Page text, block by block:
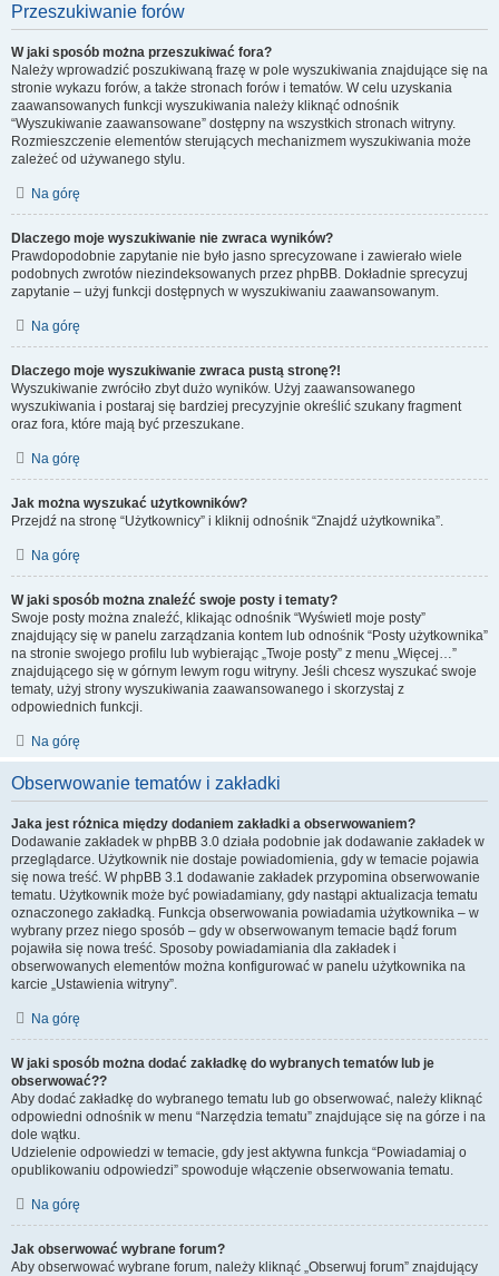
Przeszukiwanie forów
W jaki sposób można przeszukiwać fora?
Należy wprowadzić poszukiwaną frazę w pole wyszukiwania znajdujące się na
stronie wykazu forów, a także stronach forów i tematów. W celu uzyskania
zaawansowanych funkcji wyszukiwania należy kliknąć odnośnik
“Wyszukiwanie zaawansowane” dostępny na wszystkich stronach witryny.
Rozmieszczenie elementów sterujących mechanizmem wyszukiwania może
zależeć od używanego stylu.
Na górę
Dlaczego moje wyszukiwanie nie zwraca wyników?
Prawdopodobnie zapytanie nie było jasno sprecyzowane i zawierało wiele
podobnych zwrotów niezindeksowanych przez phpBB. Dokładnie sprecyzuj
zapytanie – użyj funkcji dostępnych w wyszukiwaniu zaawansowanym.
Na górę
Dlaczego moje wyszukiwanie zwraca pustą stronę?!
Wyszukiwanie zwróciło zbyt dużo wyników. Użyj zaawansowanego
wyszukiwania i postaraj się bardziej precyzyjnie określić szukany fragment
oraz fora, które mają być przeszukane.
Na górę
Jak można wyszukać użytkowników?
Przejdź na stronę “Użytkownicy” i kliknij odnośnik “Znajdź użytkownika”.
Na górę
W jaki sposób można znaleźć swoje posty i tematy?
Swoje posty można znaleźć, klikając odnośnik “Wyświetl moje posty”
znajdujący się w panelu zarządzania kontem lub odnośnik “Posty użytkownika”
na stronie swojego profilu lub wybierając „Twoje posty” z menu „Więcej…”
znajdującego się w górnym lewym rogu witryny. Jeśli chcesz wyszukać swoje
tematy, użyj strony wyszukiwania zaawansowanego i skorzystaj z
odpowiednich funkcji.
Na górę
Obserwowanie tematów i zakładki
Jaka jest różnica między dodaniem zakładki a obserwowaniem?
Dodawanie zakładek w phpBB 3.0 działa podobnie jak dodawanie zakładek w
przeglądarce. Użytkownik nie dostaje powiadomienia, gdy w temacie pojawia
się nowa treść. W phpBB 3.1 dodawanie zakładek przypomina obserwowanie
tematu. Użytkownik może być powiadamiany, gdy nastąpi aktualizacja tematu
oznaczonego zakładką. Funkcja obserwowania powiadamia użytkownika – w
wybrany przez niego sposób – gdy w obserwowanym temacie bądź forum
pojawiła się nowa treść. Sposoby powiadamiania dla zakładek i
obserwowanych elementów można konfigurować w panelu użytkownika na
karcie „Ustawienia witryny”.
Na górę
W jaki sposób można dodać zakładkę do wybranych tematów lub je
obserwować??
Aby dodać zakładkę do wybranego tematu lub go obserwować, należy kliknąć
odpowiedni odnośnik w menu “Narzędzia tematu” znajdujące się na górze i na
dole wątku.
Udzielenie odpowiedzi w temacie, gdy jest aktywna funkcja “Powiadamiaj o
opublikowaniu odpowiedzi” spowoduje włączenie obserwowania tematu.
Na górę
Jak obserwować wybrane forum?
Aby obserwować wybrane forum, należy kliknąć „Obserwuj forum” znajdujący